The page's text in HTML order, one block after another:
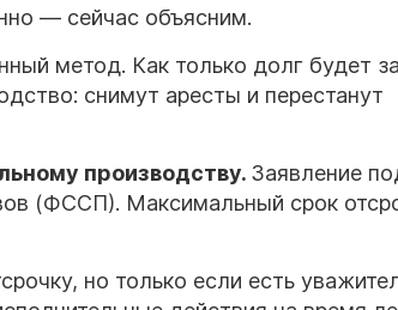
— сейчас объясним.
метод. Как только долг будет
снимут аресты и перестанут
производству. Заявление
(ФССП). Максимальный срок
но только если есть